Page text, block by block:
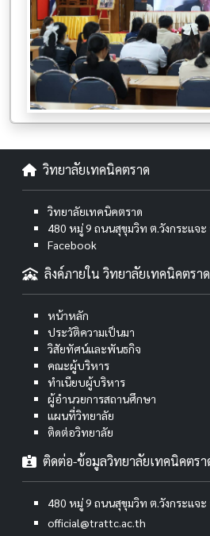
วิทยาลัยเทคนิคตราด
วิทยาลัยเทคนิคตราด
480 หมู่ 9 ถนนสุขุมวิท ต.วังกระแจะ
Facebook
ลิงค์ภายใน วิทยาลัยเทคนิคตราด
หน้าหลัก
ประวัติความเป็นมา
วิสัยทัศน์และพันธกิจ
คณะผู้บริหาร
ทำเนียบผู้บริหาร
ผู้อำนวยการสถานศึกษา
แผนที่วิทยาลัย
ติดต่อวิทยาลัย
ติดต่อ-ข้อมูลวิทยาลัยเทคนิคตรา
480 หมู่ 9 ถนนสุขุมวิท ต.วังกระแจะ
official@trattc.ac.th